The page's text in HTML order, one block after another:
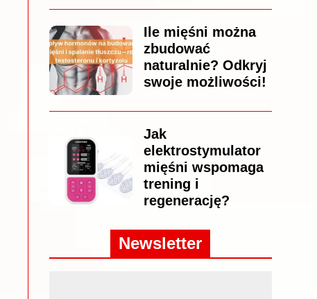
Ile mięśni można
zbudować
naturalnie? Odkryj
swoje możliwości!
Jak
elektrostymulator
mięśni wspomaga
trening i
regenerację?
Newsletter